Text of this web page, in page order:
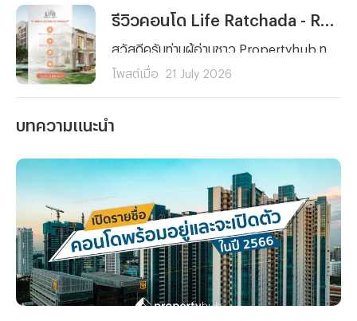
โพสต์เมื่อ 21 July 2026
บทความแนะนำ